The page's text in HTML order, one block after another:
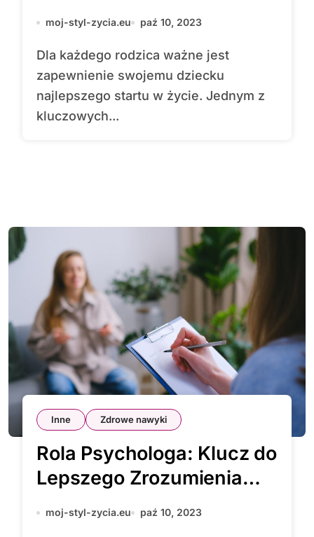
moj-styl-zycia.eu paź 10, 2023
Dla każdego rodzica ważne jest
zapewnienie swojemu dziecku
najlepszego startu w życie. Jednym z
kluczowych...
Inne Zdrowe nawyki
Rola Psychologa: Klucz do
Lepszego Zrozumienia
Siebie i Innych
moj-styl-zycia.eu paź 10, 2023